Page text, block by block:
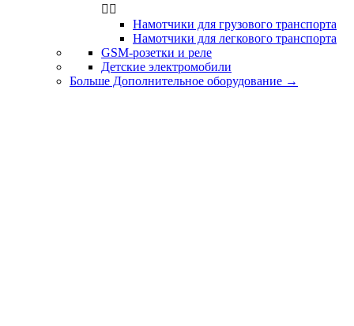
 
Намотчики для грузового транспорта
Намотчики для легкового транспорта
GSM-розетки и реле
Детские электромобили
Больше Дополнительное оборудование →